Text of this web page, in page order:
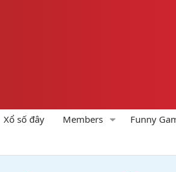
Xổ số đây Members Funny